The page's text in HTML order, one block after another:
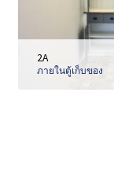
2A
ภายในตู้เก็บของ